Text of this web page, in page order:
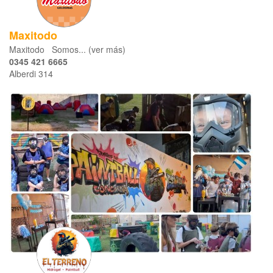
Maxitodo
Maxitodo Somos... (ver más)
0345 421 6665
Alberdi 314